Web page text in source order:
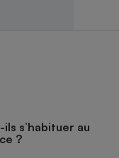
s’habituer au
?